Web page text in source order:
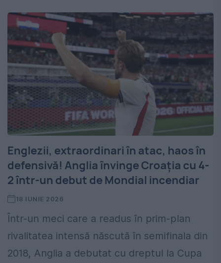
Englezii, extraordinari în atac, haos în
defensivă! Anglia învinge Croația cu 4-
2 într-un debut de Mondial incendiar
18 IUNIE 2026
Într-un meci care a readus în prim-plan
rivalitatea intensă născută în semifinala din
2018, Anglia a debutat cu dreptul la Cupa